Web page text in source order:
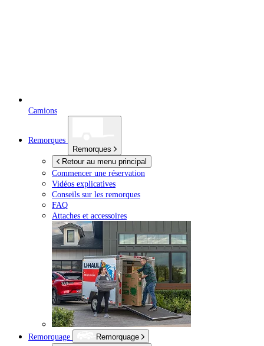
Camions
Remorques
Remorques
Retour au menu principal
Commencer une réservation
Vidéos explicatives
Conseils sur les remorques
FAQ
Attaches et accessoires
Remorquage
Remorquage